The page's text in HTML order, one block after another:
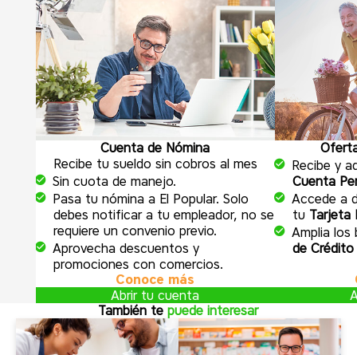
Cuenta de Nómina
Recibe tu sueldo sin cobros al mes
Sin cuota de manejo.
Pasa tu nómina a El Popular. Solo
debes notificar a tu empleador, no se
requiere un convenio previo.
Aprovecha descuentos y
promociones con comercios.
Conoce más
Abrir tu cuenta
Recibe y
Cuenta
Accede a
tu Tarjeta
Amplia
de
También tepuede interesar